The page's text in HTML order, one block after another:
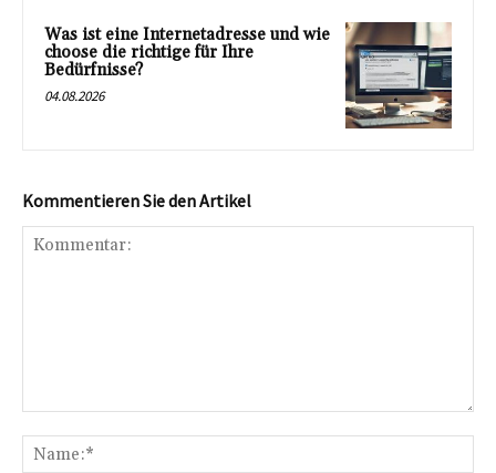
Was ist eine Internetadresse und wie
choose die richtige für Ihre
Bedürfnisse?
04.08.2026
Kommentieren Sie den Artikel